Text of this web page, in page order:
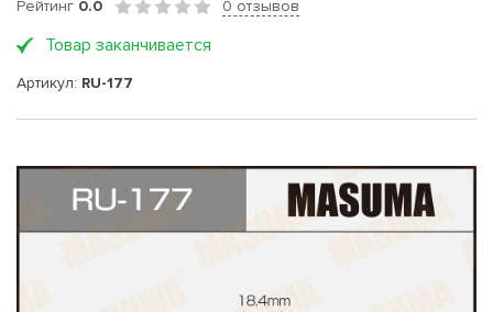
Рейтинг 0.0 0 отзывов
Товар заканчивается
Артикул: RU-177